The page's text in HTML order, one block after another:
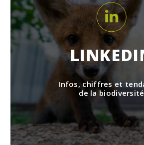
Infos, chiffres et
de la biodiversité